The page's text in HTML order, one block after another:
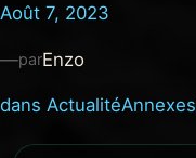
Août 7, 2023
—parEnzo
dans ActualitéAnnexes